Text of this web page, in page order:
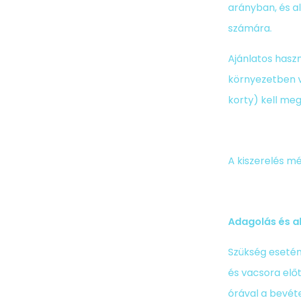
arányban, és
számára.
Ajánlatos
környezetben
korty) kell
A kiszerelés
Adagolás és
Szükség
és vacsora
órával a